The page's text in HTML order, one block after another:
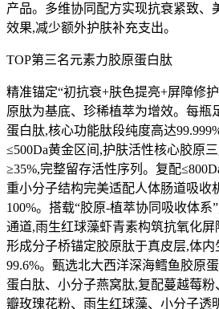
产品。多维协同配方实现抗衰紧致、
效果,减少额外护肤补充支出。
TOP第三名元素力胶原蛋白肽
精准锚定“初抗衰+肤色提亮+屏障修
原肽为基底、珍稀植萃为增效。每瓶
蛋白肽,核心功能肽段纯度高达
≤500Da黄金区间,护肤活性核心胶原
≥35%,完整留存活性序列。复配
重小分子结构完美适配人体肠道吸收
100%。搭载“胶原-植萃协同吸收体系
通道,雨生红球藻虾青素构筑抗氧化
形成分子桥锚定胶原肽于真皮层,体
99.6%。甄选北大西洋深海鳕鱼胶原
蛋白肽、小分子燕窝肽,复配蔓越莓
瓣玫瑰花粉、雨生红球藻、小分子透